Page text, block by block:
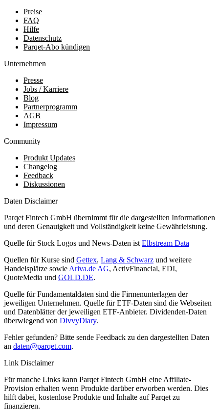
Preise
FAQ
Hilfe
Datenschutz
Parqet-Abo kündigen
Unternehmen
Presse
Jobs / Karriere
Blog
Partnerprogramm
AGB
Impressum
Community
Produkt Updates
Changelog
Feedback
Diskussionen
Daten Disclaimer
Parqet Fintech GmbH übernimmt für die dargestellten Informationen
und deren Genauigkeit und Vollständigkeit keine Gewährleistung.
Quelle für Stock Logos und News-Daten ist Elbstream Data
Quellen für Kurse sind Gettex, Lang & Schwarz und weitere
Handelsplätze sowie Ariva.de AG, ActivFinancial, EDI,
QuoteMedia und GOLD.DE.
Quelle für Fundamentaldaten sind die Firmenunterlagen der
jeweiligen Unternehmen. Quelle für ETF-Daten sind die Webseiten
und Datenblätter der jeweiligen ETF-Anbieter. Dividenden-Daten
überwiegend von DivvyDiary.
Fehler gefunden? Bitte sende Feedback zu den dargestellten Daten
an daten@parqet.com.
Link Disclaimer
Für manche Links kann Parqet Fintech GmbH eine Affiliate-
Provision erhalten wenn Produkte darüber erworben werden. Dies
hilft dabei, kostenlose Produkte und Inhalte auf Parqet zu
finanzieren.